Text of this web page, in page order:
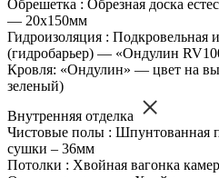
Обрешетка : Обрезная доска
— 20х150мм
Гидроизоляция : Подкровельная
(гидробарьер) — «Ондулин
Кровля: «Ондулин» — цвет на
зеленый)
Внутренняя отделка
Чистовые полы : Шпунтованная
сушки – 36мм
Потолки : Хвойная вагонка